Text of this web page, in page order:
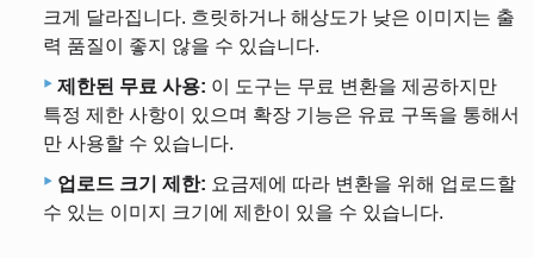
크게 달라집니다. 흐릿하거나 해상도가 낮은 이미지는 출
력 품질이 좋지 않을 수 있습니다.
제한된 무료 사용: 이 도구는 무료 변환을 제공하지만
특정 제한 사항이 있으며 확장 기능은 유료 구독을 통해서
만 사용할 수 있습니다.
업로드 크기 제한: 요금제에 따라 변환을 위해 업로드할
수 있는 이미지 크기에 제한이 있을 수 있습니다.